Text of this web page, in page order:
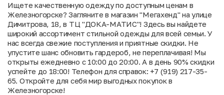
Ищете качественную одежду по доступным ценам в
Железногорске? Загляните в магазин "Мегахенд" на улице
Димитрова, 18, в ТЦ "ДОКА-МАТИС"! Здесь вы найдете
широкий ассортимент стильной одежды для всей семьи. У
нас всегда свежие поступления и приятные скидки. Не
упустите шанс обновить гардероб, не переплачивая! Мы
открыты ежедневно с 10:00 до 20:00. А в день 90% скидки
успейте до 18:00! Телефон для справок: +7 (919) 217-35-
65. Откройте для себя мир выгодных покупок в
Железногорске!